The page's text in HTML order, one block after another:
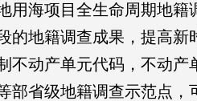
海项目全生命周期地籍
的地籍调查成果，提高新
不动产单元代码，不动产
部省级地籍调查示范点，